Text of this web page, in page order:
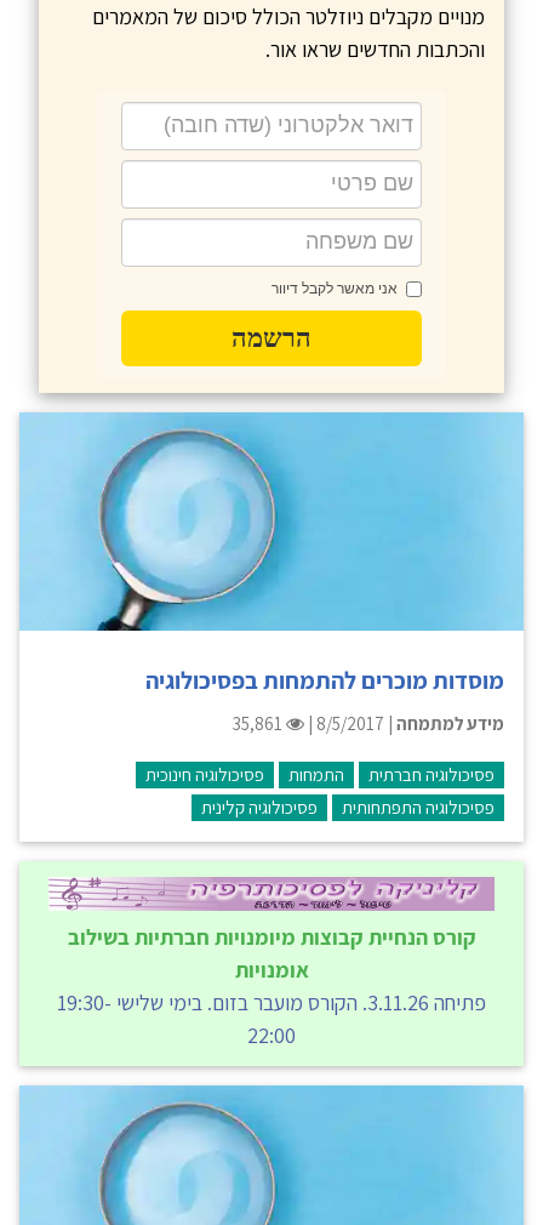
מנויים מקבלים ניוזלטר הכולל סיכום של המאמרים
והכתבות החדשים שראו אור.
אני מאשר לקבל דיוור
הרשמה
מוסדות מוכרים להתמחות בפסיכולוגיה
מידע למתמחה | 8/5/2017 |
פסיכולוגיה חברתית התמחות
פסיכולוגיה חינוכית
פסיכולוגיה התפתחותית
פסיכולוגיה קלינית
קורס הנחיית קבוצות מיומנויות חברתיות בשילוב
אומנויות
פתיחה 3.11.26. הקורס מועבר בזום. בימי שלישי 19:30-
22:00